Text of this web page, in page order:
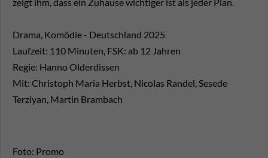
zeigt ihm, dass ein Zuhause wichtiger ist als jeder Plan.
Drama, Komödie - Deutschland 2025
Laufzeit: 110 Minuten, FSK: ab 12 Jahren
Regie: Hanno Olderdissen
Mit: Christoph Maria Herbst, Nicolas Randel, Sesede
Terziyan, Martin Brambach
Foto: Promo